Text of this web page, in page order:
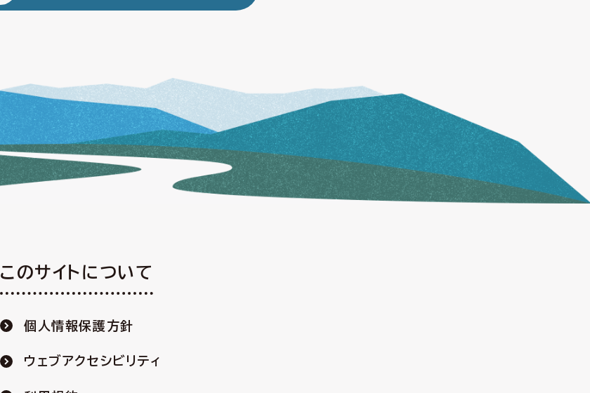
このサイトについて
個人情報保護方針
ウェブアクセシビリティ